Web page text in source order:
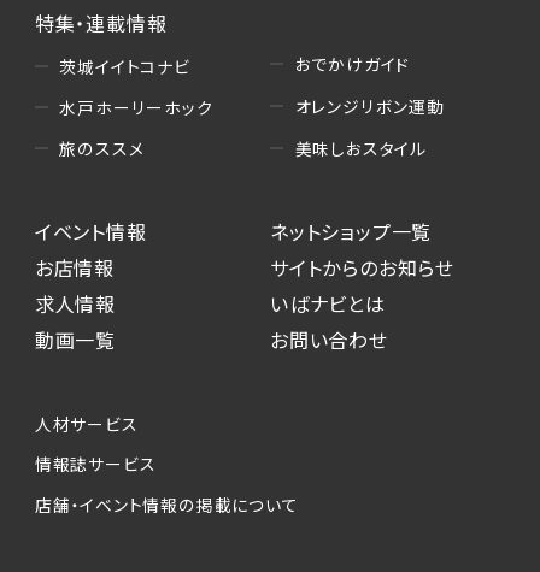
特集・連載情報
茨城イイトコナビ
水戸ホーリーホック
旅のススメ
おでかけガイド
オレンジリボン運動
美味しおスタイル
イベント情報
お店情報
求人情報
動画一覧
ネットショップ一覧
サイトからのお知らせ
いばナビとは
お問い合わせ
人材サービス
情報誌サービス
店舗・イベント情報の掲載について